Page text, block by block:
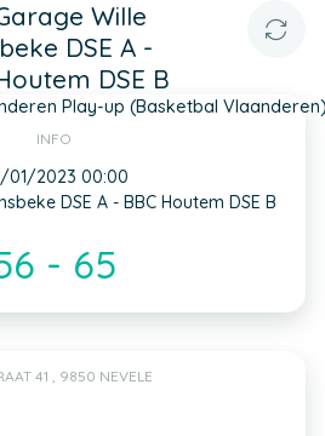
Wille
DSE A -
DSE B
Play-up (Basketbal
INFO
01/2023 00:00
DSE A - BBC Houtem DSE B
- 65
41 , 9850 NEVELE